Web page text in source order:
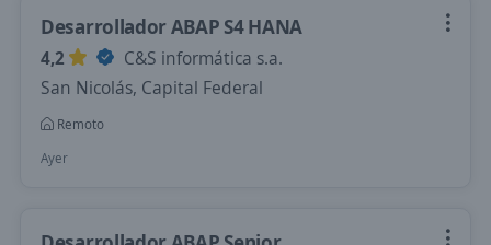
Desarrollador ABAP S4 HANA
4,2
C&S informática s.a.
San Nicolás, Capital Federal
Remoto
Ayer